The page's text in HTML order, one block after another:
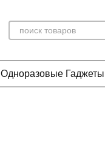
Одноразовые Гаджеты